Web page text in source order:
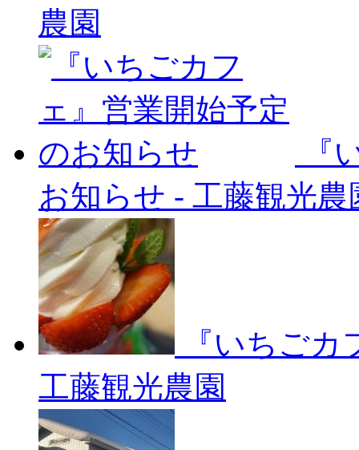
農園
『
お知らせ - 工藤観光農
『いちご
工藤観光農園